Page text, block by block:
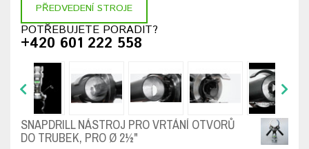
PŘEDVEDENÍ STROJE
POTŘEBUJETE PORADIT?
+420 601 222 558
SNAPDRILL NÁSTROJ PRO VRTÁNÍ OTVORŮ
DO TRUBEK, PRO Ø 2½"